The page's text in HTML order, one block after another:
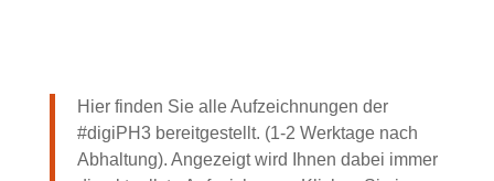
Hier finden Sie alle Aufzeichnungen der
#digiPH3 bereitgestellt. (1-2 Werktage nach
Abhaltung). Angezeigt wird Ihnen dabei immer